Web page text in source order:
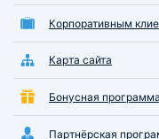
Корпоративным
Карта сайта
Бонусная
Партнёрская